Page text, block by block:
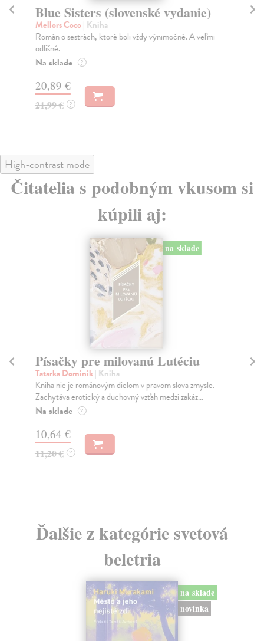
Blue Sisters (slovenské vydanie)
Mellors Coco| Kniha
Román o sestrách, ktoré boli vždy výnimočné. A veľmi
odlišné.
Na sklade ?
20,89 €
21,99 € ?
High-contrast mode
Čitatelia s podobným vkusom si
kúpili aj:
na sklade
Písačky pre milovanú Lutéciu
Tatarka Dominik| Kniha
Kniha nie je románovým dielom v pravom slova zmysle.
Zachytáva erotický a duchovný vzťah medzi zakáz...
Na sklade ?
10,64 €
11,20 € ?
Ďalšie z kategórie svetová
beletria
na sklade
novinka